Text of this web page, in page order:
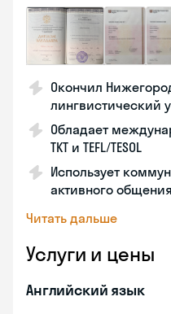
Окончил
лингвистический
Обладает
TKT и TEFL/TESOL
Использует
активного общения
Читать дальше
Услуги и цены
Английский язык